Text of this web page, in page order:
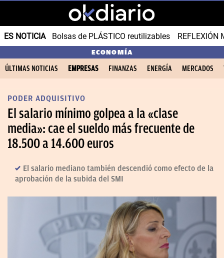
ES NOTICIA Bolsas de PLÁSTICO reutilizables REFLEXIÓN
ECONOMÍA
ÚLTIMAS NOTICIAS EMPRESAS FINANZAS ENERGÍA MERCADOS
PODER ADQUISITIVO
El salario mínimo golpea a la «clase
media»: cae el sueldo más frecuente de
18.500 a 14.600 euros
El salario mediano también descendió como efecto de la
aprobación de la subida del SMI